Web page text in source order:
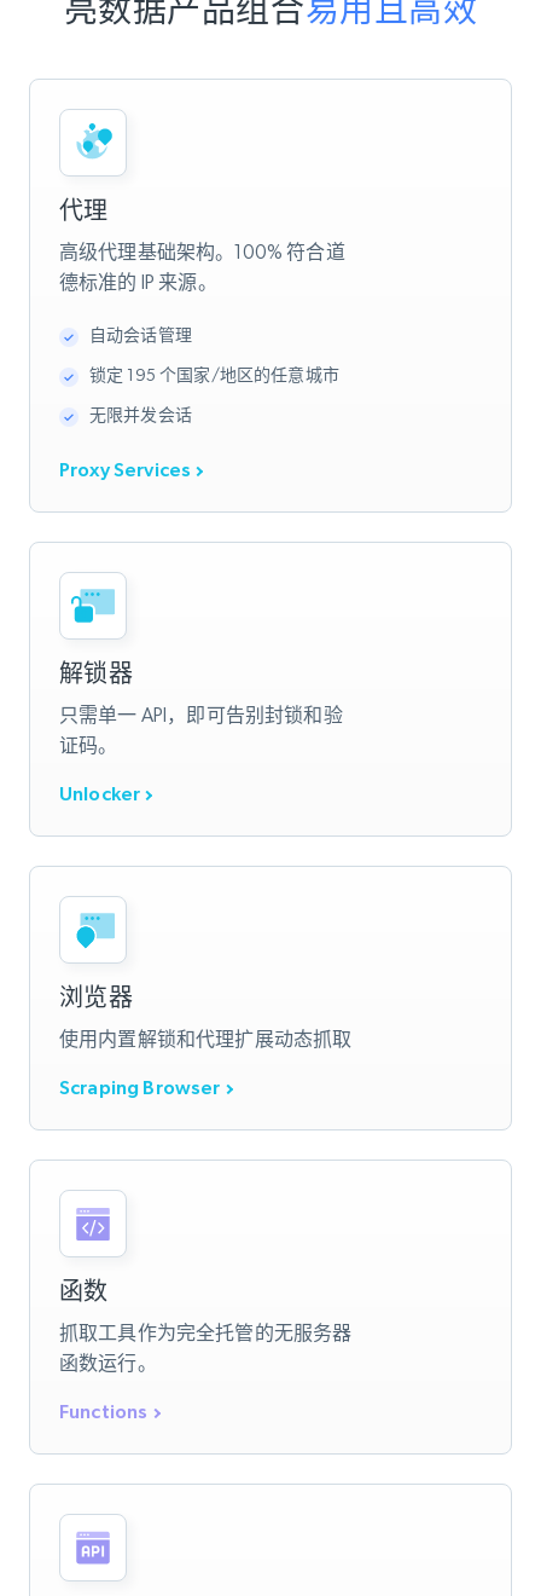
亮数据产品组合易用且高效
代理
高级代理基础架构。100% 符合道
德标准的 IP 来源。
自动会话管理
锁定 195 个国家/地区的任意城市
无限并发会话
Proxy Services
解锁器
只需单一 API，即可告别封锁和验
证码。
Unlocker
浏览器
使用内置解锁和代理扩展动态抓取
Scraping Browser
函数
抓取工具作为完全托管的无服务器
函数运行。
Functions